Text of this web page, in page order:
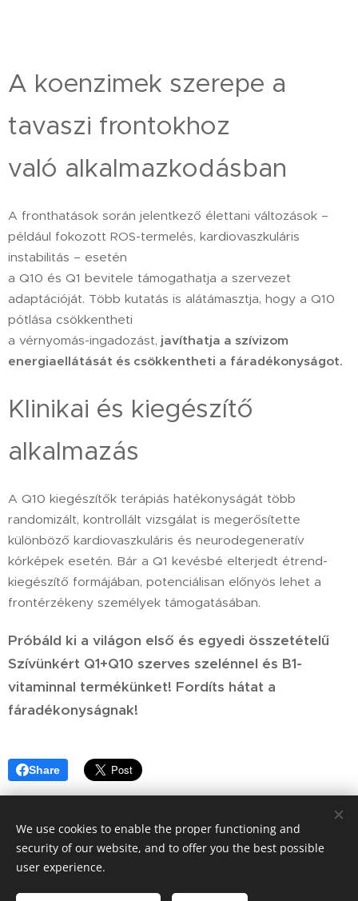
A koenzimek szerepe a
tavaszi frontokhoz
való alkalmazkodásban
A fronthatások során jelentkező élettani változások –
például fokozott ROS-termelés, kardiovaszkuláris
instabilitás – esetén
a Q10 és Q1 bevitele támogathatja a szervezet
adaptációját. Több kutatás is alátámasztja, hogy a Q10
pótlása csökkentheti
a vérnyomás-ingadozást, javíthatja a szívizom
energiaellátását és csökkentheti a fáradékonyságot.
Klinikai és kiegészítő
alkalmazás
A Q10 kiegészítők terápiás hatékonyságát több
randomizált, kontrollált vizsgálat is megerősítette
különböző kardiovaszkuláris és neurodegeneratív
kórképek esetén. Bár a Q1 kevésbé elterjedt étrend-
kiegészítő formájában, potenciálisan előnyös lehet a
frontérzékeny személyek támogatásában.
Próbáld ki a világon első és egyedi összetételű
Szívünkért Q1+Q10 szerves szelénnel és B1-
vitaminnal termékünket! Fordíts hátat a
fáradékonyságnak!
Share
Celsus Kft
Az oldalt a Webnode üzemelteti
We use cookies to enable the proper functioning and
security of our website, and to offer you the best possible
user experience.